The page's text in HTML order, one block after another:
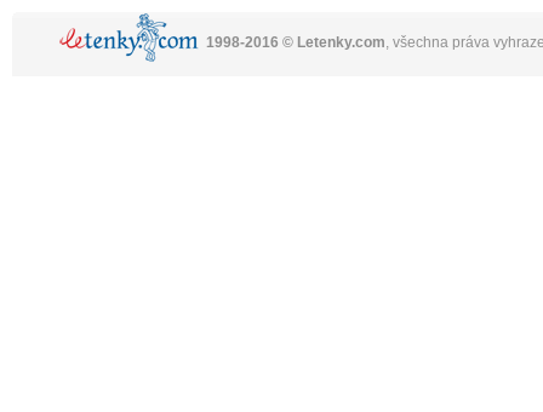
1998-2016 © Letenky.com, všechna práva